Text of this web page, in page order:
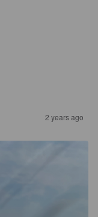
2 years ago